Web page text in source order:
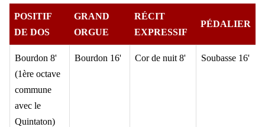
POSITIF
DE DOS
GRAND
ORGUE
RÉCIT
EXPRESSIF
PÉDALIER
Bourdon 8'
(1ère octave
commune
avec le
Quintaton)
Bourdon 16' Cor de nuit 8' Soubasse 16'